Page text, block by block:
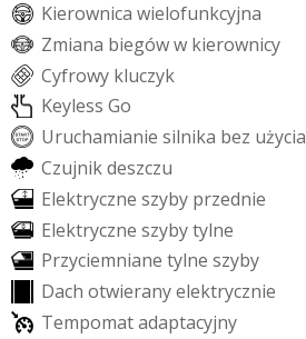
Kierownica wielofunkcyjna
Zmiana biegóww kierownicy
Cyfrowy kluczyk
Keyless Go
Uruchamianie silnika bez użycia
Czujnikdeszczu
Elektryczne szyby przednie
Elektryczne szybytylne
Przyciemniane tylne szyby
Dach otwieranyelektrycznie
Tempomatadaptacyjny